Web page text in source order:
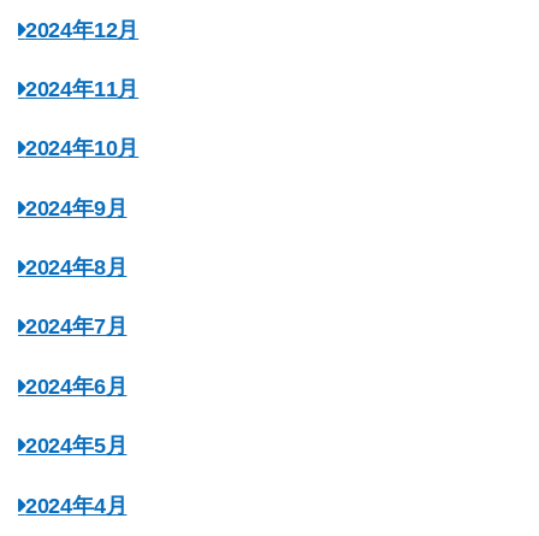
2024年12月
2024年11月
2024年10月
2024年9月
2024年8月
2024年7月
2024年6月
2024年5月
2024年4月